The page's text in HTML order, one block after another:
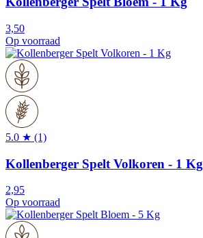
3,50
Op voorraad
5.0 ★ (1)
Kollenberger Spelt Volkoren - 1 Kg
2,95
Op voorraad